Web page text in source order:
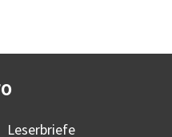
Leserbriefe